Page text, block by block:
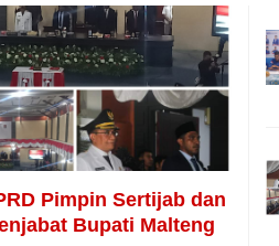
Pimpin Sertijab dan
Bupati Malteng